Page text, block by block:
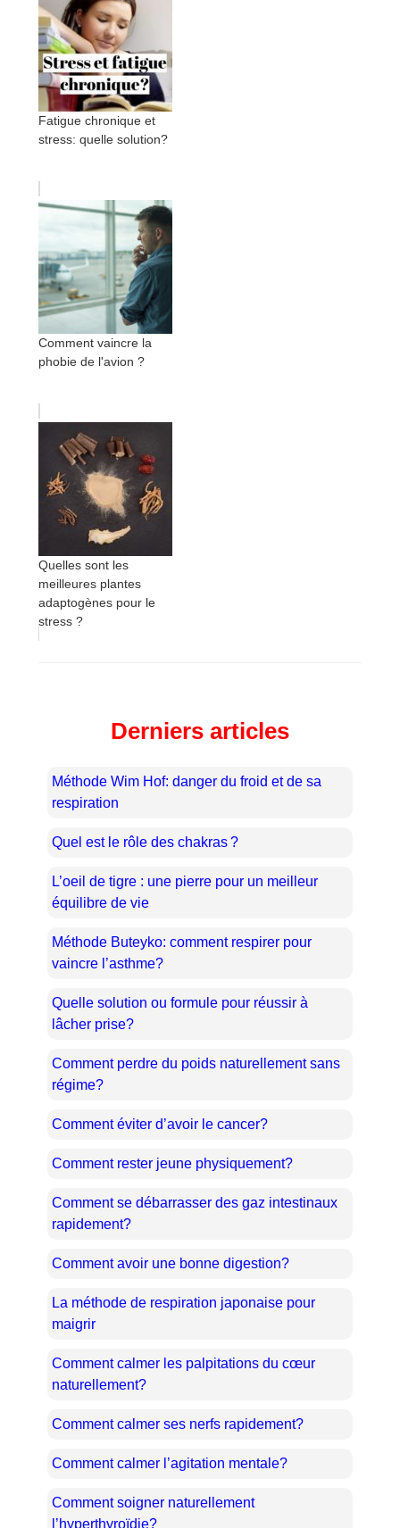
Fatigue chronique et
stress: quelle solution?
Comment vaincre la
phobie de l'avion ?
Quelles sont les
meilleures plantes
adaptogènes pour le
stress ?
Derniers articles
Méthode Wim Hof: danger du froid et de sa
respiration
Quel est le rôle des chakras ?
L’oeil de tigre : une pierre pour un meilleur
équilibre de vie
Méthode Buteyko: comment respirer pour
vaincre l’asthme?
Quelle solution ou formule pour réussir à
lâcher prise?
Comment perdre du poids naturellement sans
régime?
Comment éviter d’avoir le cancer?
Comment rester jeune physiquement?
Comment se débarrasser des gaz intestinaux
rapidement?
Comment avoir une bonne digestion?
La méthode de respiration japonaise pour
maigrir
Comment calmer les palpitations du cœur
naturellement?
Comment calmer ses nerfs rapidement?
Comment calmer l’agitation mentale?
Comment soigner naturellement
l’hyperthyroïdie?